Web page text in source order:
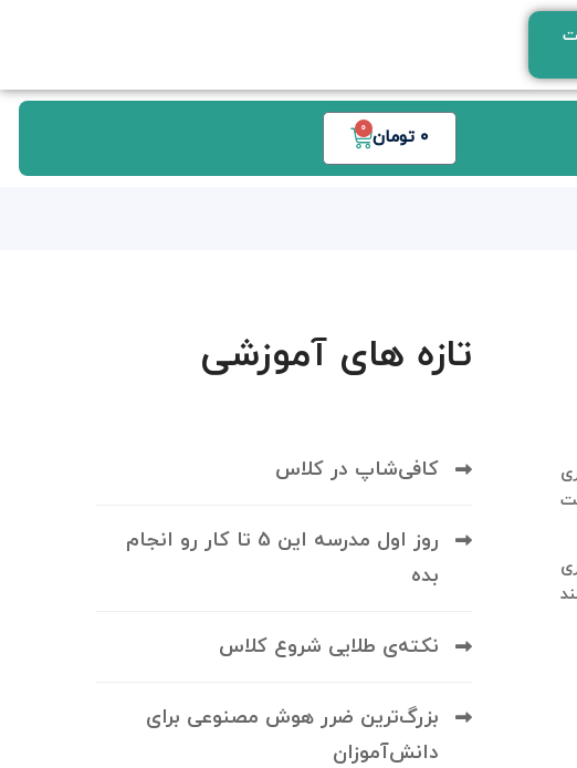
0 تومان 0
تازه های آموزشی
کافی‌شاپ در کلاس
روز اول مدرسه این 5 تا کار رو انجام
بده
نکته‌ی طلایی شروع کلاس
بزرگ‌ترین ضرر هوش مصنوعی برای
دانش‌آموزان